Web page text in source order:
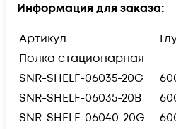
Информация для заказа:
Артикул
Полка стационарная
SNR-SHELF-06035-20G
SNR-SHELF-06035-20B
SNR-SHELF-06040-20G